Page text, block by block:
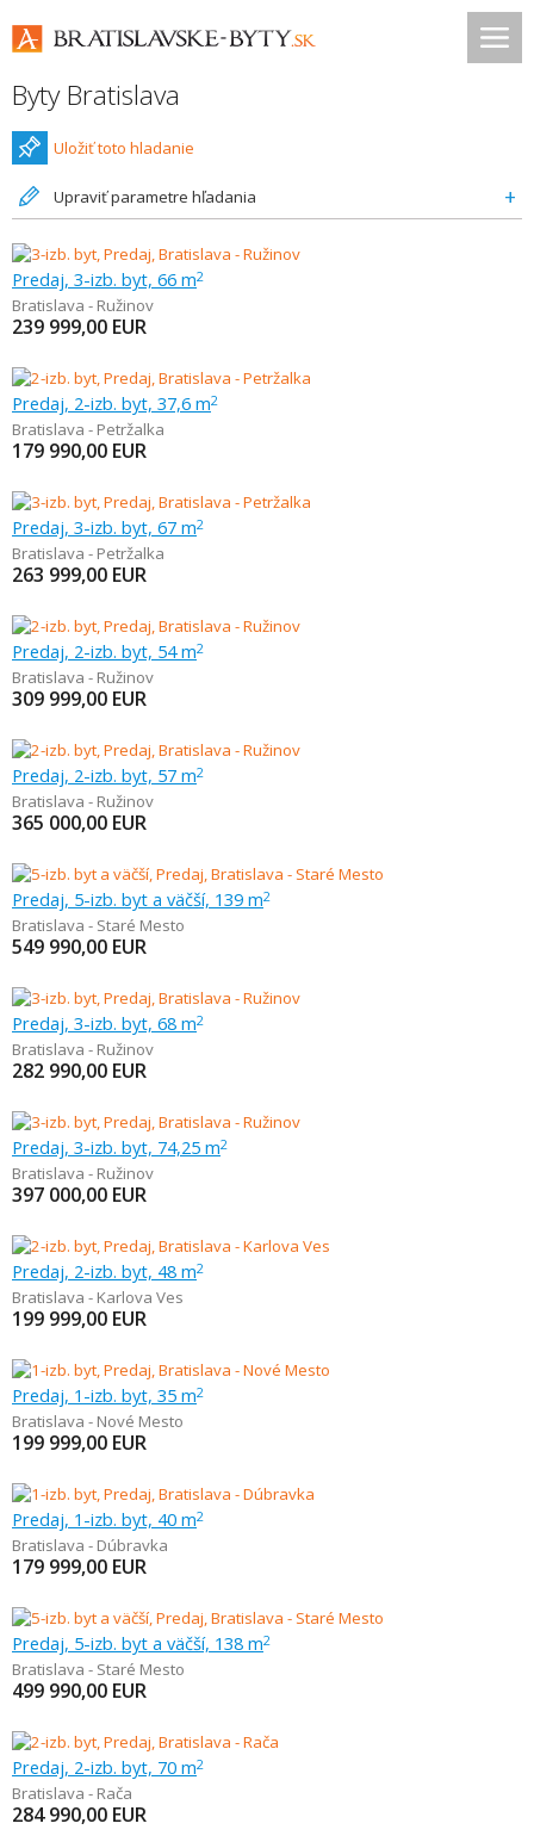
Byty Bratislava
Uložiť toto hladanie
Upraviť parametre hľadania
Predaj, 3-izb. byt, 66 m2
Bratislava - Ružinov
239 999,00 EUR
Predaj, 2-izb. byt, 37,6 m2
Bratislava - Petržalka
179 990,00 EUR
Predaj, 3-izb. byt, 67 m2
Bratislava - Petržalka
263 999,00 EUR
Predaj, 2-izb. byt, 54 m2
Bratislava - Ružinov
309 999,00 EUR
Predaj, 2-izb. byt, 57 m2
Bratislava - Ružinov
365 000,00 EUR
Predaj, 5-izb. byt a väčší, 139 m2
Bratislava - Staré Mesto
549 990,00 EUR
Predaj, 3-izb. byt, 68 m2
Bratislava - Ružinov
282 990,00 EUR
Predaj, 3-izb. byt, 74,25 m2
Bratislava - Ružinov
397 000,00 EUR
Predaj, 2-izb. byt, 48 m2
Bratislava - Karlova Ves
199 999,00 EUR
Predaj, 1-izb. byt, 35 m2
Bratislava - Nové Mesto
199 999,00 EUR
Predaj, 1-izb. byt, 40 m2
Bratislava - Dúbravka
179 999,00 EUR
Predaj, 5-izb. byt a väčší, 138 m2
Bratislava - Staré Mesto
499 990,00 EUR
Predaj, 2-izb. byt, 70 m2
Bratislava - Rača
284 990,00 EUR